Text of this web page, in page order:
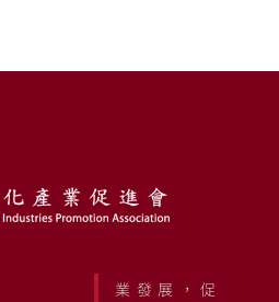
業發展，促